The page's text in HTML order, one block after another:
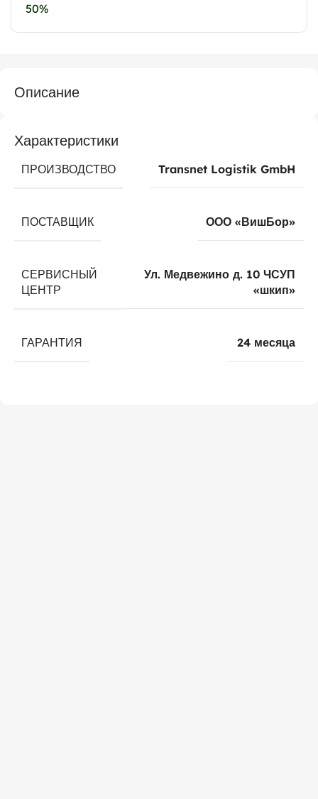
50%
Описание
Характеристики
ПРОИЗВОДСТВО Transnet Logistik GmbH
ПОСТАВЩИК ООО «ВишБор»
СЕРВИСНЫЙ
ЦЕНТР
Ул. Медвежино д. 10 ЧСУП
«шкип»
ГАРАНТИЯ 24 месяца